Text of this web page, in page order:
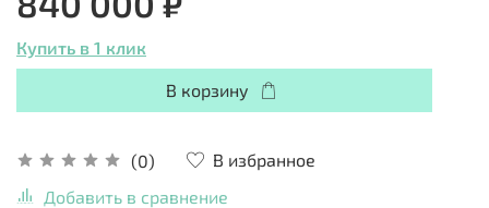
(0)
В избранное
Добавить в сравнение
Купить в 1 клик
В корзину